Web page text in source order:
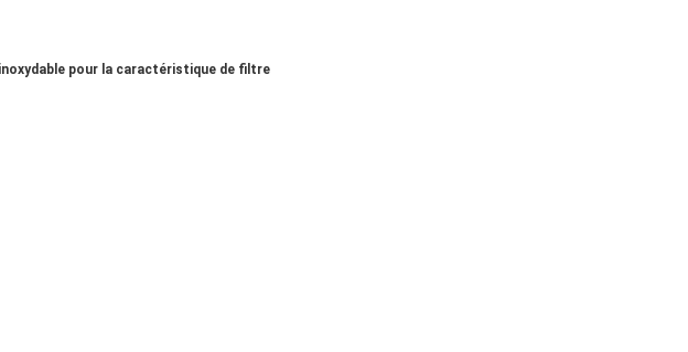
pour la caractéristique de filtre